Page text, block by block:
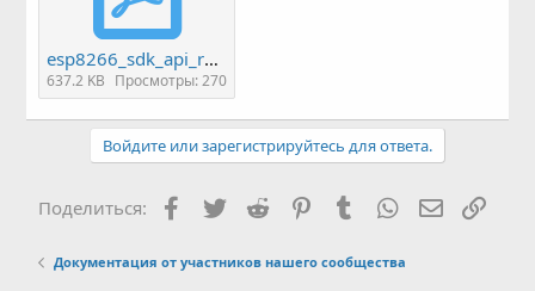
esp8266_sdk_api_ru.pdf
637.2 KB Просмотры: 270
Войдите или зарегистрируйтесь для ответа.
Поделиться: Facebook
TwitterReddit PinterestTumblrWhatsApp
Документация от участников нашего сообщества